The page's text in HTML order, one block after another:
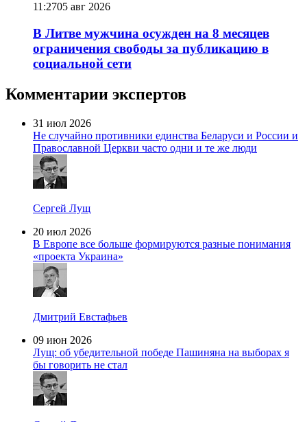
11:2705 авг 2026
В Литве мужчина осужден на 8 месяцев
ограничения свободы за публикацию в
социальной сети
Комментарии экспертов
31 июл 2026
Не случайно противники единства Беларуси и России и
Православной Церкви часто одни и те же люди
Сергей Лущ
20 июл 2026
В Европе все больше формируются разные понимания
«проекта Украина»
Дмитрий Евстафьев
09 июн 2026
Лущ: об убедительной победе Пашиняна на выборах я
бы говорить не стал